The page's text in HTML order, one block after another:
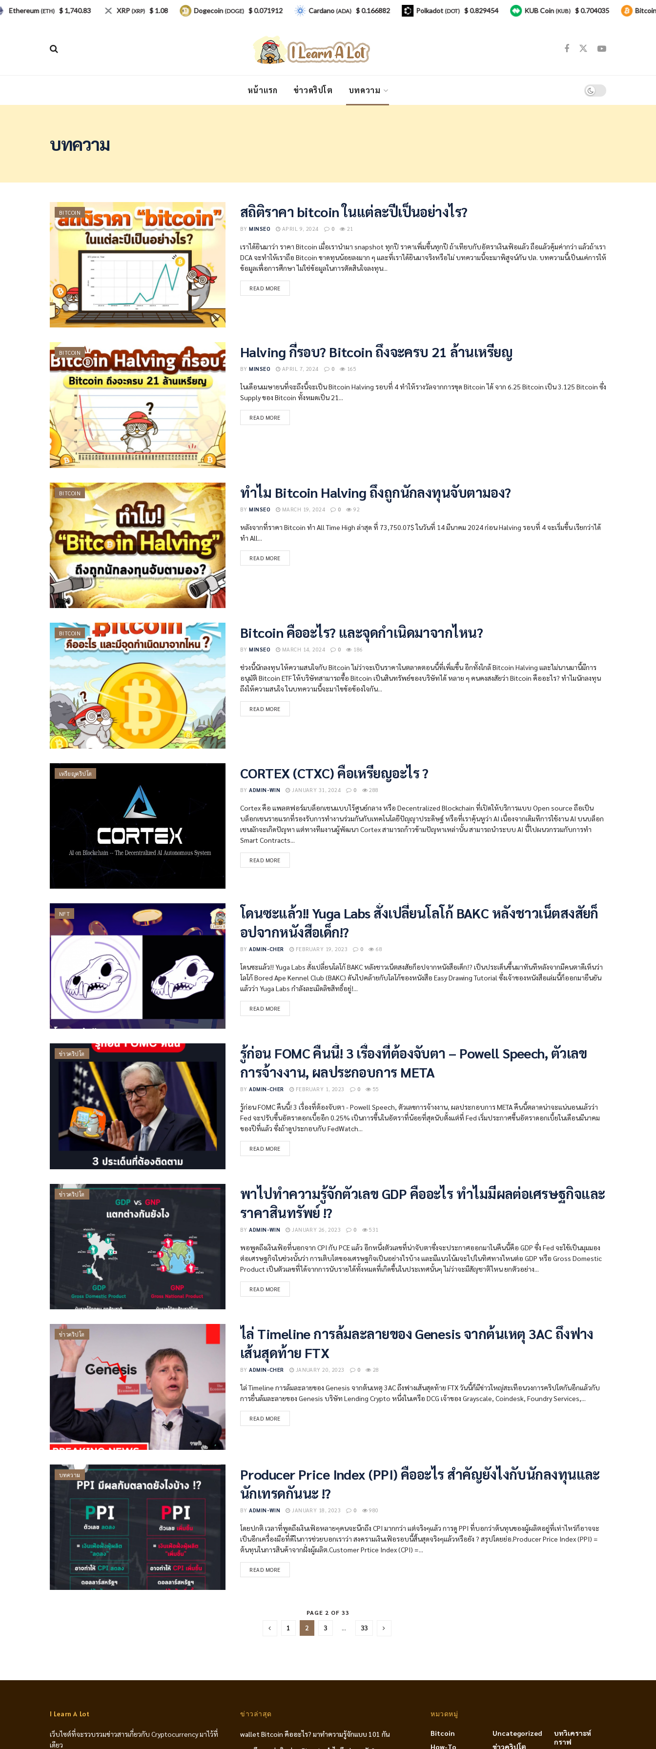
หน้าแรก ข่าวคริปโต บทความ
บทความ
BITCOIN สถิติราคา bitcoin ในแต่ละปีเป็นอย่างไร?
BY MINSEO APRIL 9, 2024 0 21
เราได้ยินมาว่า ราคา Bitcoin เมื่อเรานำมา snapshot ทุกปี ราคาเพิ่มขึ้นทุกปี ถ้าเทียบกับอัตราเงินเฟ้อแล้ว ถือแล้วคุ้มค่ากว่า แล้วถ้าเรา
DCA จะทำให้เราถือ Bitcoin ขาดทุนน้อยลงมาก ๆ และที่เราได้ยินมาจริงหรือไม่ บทความนี้จะมาพิสูจน์กัน ปล. บทความนี้เป็นแค่การให้
ข้อมูลเพื่อการศึกษา ไม่ใช่ข้อมูลในการตัดสินใจลงทุน...
READ MORE
BITCOIN Halving กี่รอบ? Bitcoin ถึงจะครบ 21 ล้านเหรียญ
BY MINSEO APRIL 7, 2024 0 165
ในเดือนเมษายนที่จะถึงนี้จะเป็น Bitcoin Halving รอบที่ 4 ทำให้รางวัลจากการขุด Bitcoin ได้ จาก 6.25 Bitcoin เป็น 3.125 Bitcoin ซึ่ง
Supply ของ Bitcoin ทั้งหมดเป็น 21...
READ MORE
BITCOIN ทำไม Bitcoin Halving ถึงถูกนักลงทุนจับตามอง?
BY MINSEO MARCH 19, 2024 0 92
หลังจากที่ราคา Bitcoin ทำ All Time High ล่าสุด ที่ 73,750.07$ ในวันที่ 14 มีนาคม 2024 ก่อน Halving รอบที่ 4 จะเริ่มขึ้น เรียกว่าได้
ทำ All...
READ MORE
BITCOIN Bitcoin คืออะไร? และจุดกำเนิดมาจากไหน?
BY MINSEO MARCH 14, 2024 0 186
ช่วงนี้นักลงทุน ให้ความสนใจกับ Bitcoin ไม่ว่าจะเป็นราคาในตลาดตอนนี้ที่เพิ่มขึ้น อีกทั้งใกล้ Bitcoin Halving และไม่นานมานี้มีการ
อนุมัติ Bitcoin ETF ให้บริษัทสามารถซื้อ Bitcoin เป็นสินทรัพย์ของบริษัทได้ หลาย ๆ คนคงสงสัยว่า Bitcoin คืออะไร? ทำไมนักลงทุน
ถึงให้ความสนใจ ในบทความนี้จะมาไขข้อข้องใจกัน...
READ MORE
เหรียญคริปโต CORTEX (CTXC) คือเหรียญอะไร ?
BY ADMIN-WIN JANUARY 31, 2024 0 288
Cortex คือ แพลตฟอร์มบล็อกเชนแบบไร้ศูนย์กลาง หรือ Decentralized Blockchain ที่เปิดให้บริการแบบ Open source ถือเป็น
บล็อกเชนรายแรกที่รองรับการทำงานร่วมกันกับเทคโนโลยีปัญญาประดิษฐ์ หรือที่เราคุ้นหูว่า AI เนื่องจากเดิมทีการใช้งาน AI บนบล็อก
เชนมักจะเกิดปัญหา แต่ทางทีมงานผู้พัฒนา Cortex สามารถก้าวข้ามปัญหาเหล่านั้น สามารถนำระบบ AI นี้ไปผนวกรวมกับการทำ
Smart Contracts...
READ MORE
NFT
โดนซะแล้ว!! Yuga Labs สั่งเปลี่ยนโลโก้ BAKC หลังชาวเน็ตสงสัยก็
อปจากหนังสือเด็ก!?
BY ADMIN-CHER FEBRUARY 19, 2023 0 68
โดนซะแล้ว!! Yuga Labs สั่งเปลี่ยนโลโก้ BAKC หลังชาวเน็ตสงสัยก็อปจากหนังสือเด็ก!? เป็นประเด็นขึ้นมาทันทีหลังจากมีคนตาดีเห็นว่า
โลโก้ Bored Ape Kennel Club (BAKC) ดันไปคล้ายกับโลโก้ของหนังสือ Easy Drawing Tutorial ซึ่งเจ้าของหนังสือเล่มนี้ก็ออกมายืนยัน
แล้วว่า Yuga Labs กำลังละเมิดลิขสิทธิ์อยู่!...
READ MORE
ข่าวคริปโต
รู้ก่อน FOMC คืนนี้! 3 เรื่องที่ต้องจับตา – Powell Speech, ตัวเลข
การจ้างงาน, ผลประกอบการ META
BY ADMIN-CHER FEBRUARY 1, 2023 0 55
รู้ก่อน FOMC คืนนี้! 3 เรื่องที่ต้องจับตา - Powell Speech, ตัวเลขการจ้างงาน, ผลประกอบการ META คืนนี้ตลาดน่าจะแน่นอนแล้วว่า
Fed จะปรับขึ้นอัตราดอกเบี้ยอีก 0.25% เป็นการขึ้นในอัตราที่น้อยที่สุดนับตั้งแต่ที่ Fed เริ่มประกาศขึ้นอัตราดอกเบี้ยในเดือนมีนาคม
ของปีที่แล้ว ซึ่งถ้าดูประกอบกับ FedWatch...
READ MORE
ข่าวคริปโต
พาไปทำความรู้จักตัวเลข GDP คืออะไร ทำไมมีผลต่อเศรษฐกิจและ
ราคาสินทรัพย์ !?
BY ADMIN-WIN JANUARY 26, 2023 0 531
พอพูดถึงเงินเฟ้อที่นอกจาก CPI กับ PCE แล้ว อีกหนึ่งตัวเลขที่น่าจับตาซึ่งจะประกาศออกมาในคืนนี้คือ GDP ซึ่ง Fed จะใช้เป็นมุมมอง
ต่อเศรษฐกิจในช่วงนั้นว่า การเติบโตของเศรษฐกิจเป็นอย่างไรบ้าง และมีแนวโน้มจะไปในทิศทางไหนต่อ GDP หรือ Gross Domestic
Product เป็นตัวเลขที่ได้จากการนับรายได้ทั้งหมดที่เกิดขึ้นในประเทศนั้นๆ ไม่ว่าจะมีสัญชาติไหน ยกตัวอย่าง...
READ MORE
ข่าวคริปโต
ไล่ Timeline การล้มละลายของ Genesis จากต้นเหตุ 3AC ถึงฟาง
เส้นสุดท้าย FTX
BY ADMIN-CHER JANUARY 20, 2023 0 28
ไล่ Timeline การล้มละลายของ Genesis จากต้นเหตุ 3AC ถึงฟางเส้นสุดท้าย FTX วันนี้ก็มีข่าวใหญ่สะเทือนวงการคริปโตกันอีกแล้วกับ
การยื่นล้มละลายของ Genesis บริษัท Lending Crypto หนึ่งในเครือ DCG เจ้าของ Grayscale, Coindesk, Foundry Services,...
READ MORE
บทความ
Producer Price Index (PPI) คืออะไร สำคัญยังไงกับนักลงทุนและ
นักเทรดกันนะ !?
BY ADMIN-WIN JANUARY 18, 2023 0 980
โดยปกติ เวลาที่พูดถึงเงินเฟ้อหลายๆคนจะนึกถึง CPI มากกว่า แต่จริงๆแล้ว การดู PPI ที่บอกว่าต้นทุนของผู้ผลิตอยู่ที่เท่าไหร่ก็อาจจะ
เป็นอีกเครื่องมือที่ดีในการช่วยบอกเราว่า สงครามเงินเฟ้อรอบนี้สิ้นสุดจริงๆแล้วหรือยัง ? สรุปโดยย่อ.Producer Price Index (PPI) =
ต้นทุนในการสินค้าจากฝั่งผู้ผลิต.Customer Prtice Index (CPI) =...
READ MORE
PAGE 2 OF 33
1 2 3 … 33
I Learn A Lot
เว็บไซต์ที่จะรวบรวมข่าวสารเกี่ยวกับ Cryptocurrency มาไว้ที่
เดียว
ข่าวล่าสุด
wallet Bitcoin คืออะไร? มาทำความรู้จักแบบ 101 กัน
หมวดหมู่
Bitcoin
How-To
Uncategorized
ข่าวคริปโต
บทวิเคราะห์
กราฟ
(ETH) $ 1,740.83 XRP(XRP) $ 1.08 Dogecoin(DOGE) $ 0.071912 Cardano(ADA) $ 0.166882 Polkadot(DOT) $ 0.829454 KUB Coin(KUB) $ 0.704035 Bitcoin(BTC)